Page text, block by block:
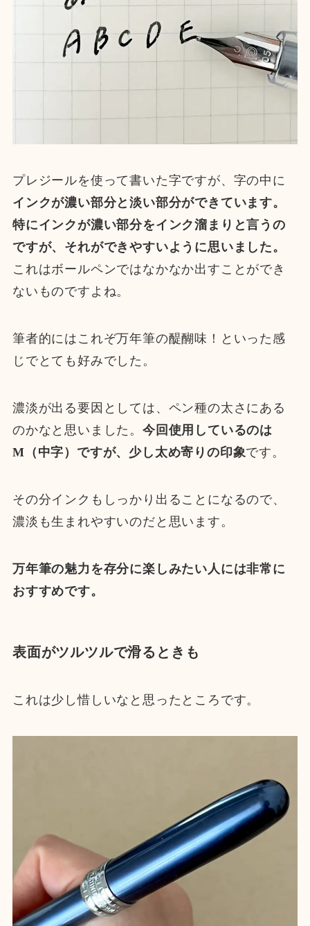
プレジールを使って書いた字ですが、字の中に
インクが濃い部分と淡い部分ができています。
特にインクが濃い部分をインク溜まりと言うの
ですが、それができやすいように思いました。
これはボールペンではなかなか出すことができ
ないものですよね。
筆者的にはこれぞ万年筆の醍醐味！といった感
じでとても好みでした。
濃淡が出る要因としては、ペン種の太さにある
のかなと思いました。 今回使用しているのは
M（中字）ですが、少し太め寄りの印象です。
その分インクもしっかり出ることになるので、
濃淡も生まれやすいのだと思います。
万年筆の魅力を存分に楽しみたい人には非常に
おすすめです。
表面がツルツルで滑るときも
これは少し惜しいなと思ったところです。